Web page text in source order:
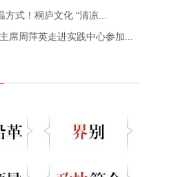
方式！桐庐文化 “清凉...
席周萍英走进实践中心参加...